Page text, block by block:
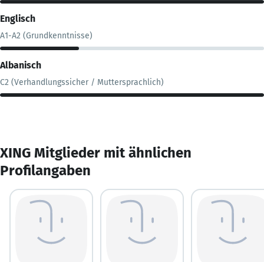
Englisch
A1-A2 (Grundkenntnisse)
Albanisch
C2 (Verhandlungssicher / Muttersprachlich)
XING Mitglieder mit ähnlichen
Profilangaben